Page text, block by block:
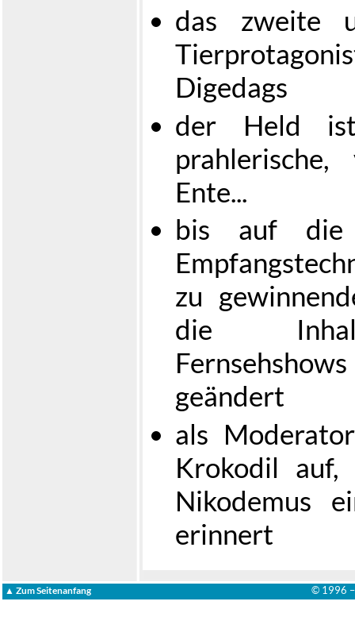
das zweite
Digedags
der Held ist
Ente...
bis auf die
zu
die
geändert
als
Krokodil
Nikodemus
erinnert
▲ Zum Seitenanfang © 1996